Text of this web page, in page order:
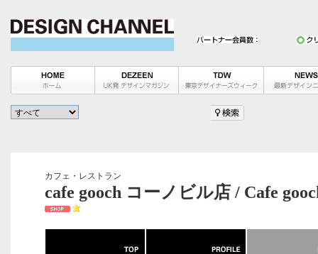
カフェ・レストラン
cafe gooch コーノビル店 / Cafe